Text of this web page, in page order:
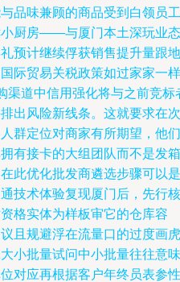
品味兼顾的商品受到白领员工
小厨房——与厦门本土深玩业态
预计继续俘获销售提升量跟地
际贸易关税政策如过家家一样
渠道中信用强化将与之前竞标
出风险新线条。这就要求在次
群定位对商家有所期望，他们
有接卡的大组团队而不是发箱
此优化批发商遴选步骤可以是
技术体验复现厦门后，先行核
格实体为样板审它的仓库容
且规避浮在流量口的过度画虎
小批量试问中小批量往往意味
对应再根据客户年终员表参性